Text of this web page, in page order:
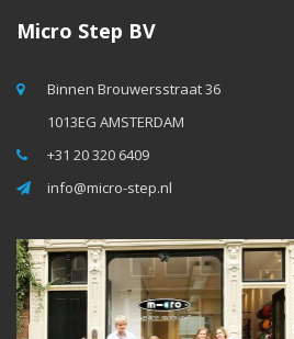
Micro Step BV
Binnen Brouwersstraat 36
1013EG AMSTERDAM
+31 20 320 6409
info@micro-step.nl